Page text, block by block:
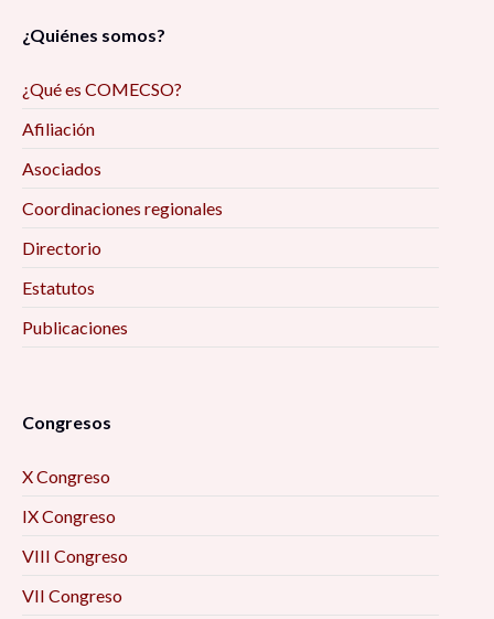
¿Quiénes somos?
¿Qué es COMECSO?
Afiliación
Asociados
Coordinaciones regionales
Directorio
Estatutos
Publicaciones
Congresos
X Congreso
IX Congreso
VIII Congreso
VII Congreso